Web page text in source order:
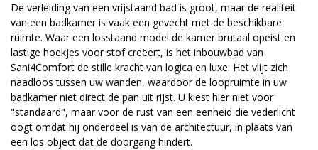
De verleiding van een vrijstaand bad is groot, maar de realiteit
van een badkamer is vaak een gevecht met de beschikbare
ruimte. Waar een losstaand model de kamer brutaal opeist en
lastige hoekjes voor stof creëert, is het inbouwbad van
Sani4Comfort de stille kracht van logica en luxe. Het vlijt zich
naadloos tussen uw wanden, waardoor de loopruimte in uw
badkamer niet direct de pan uit rijst. U kiest hier niet voor
"standaard", maar voor de rust van een eenheid die vederlicht
oogt omdat hij onderdeel is van de architectuur, in plaats van
een los object dat de doorgang hindert.